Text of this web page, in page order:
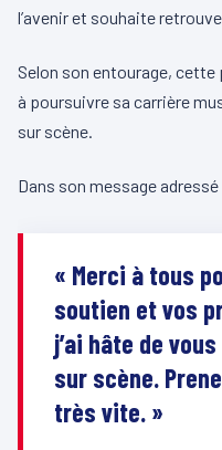
l’avenir et souhaite
Selon son entourage,
à poursuivre sa carrière
sur scène.
Dans son message
« Merci à tous
soutien et vos
j’ai hâte de
sur scène.
très vite. »